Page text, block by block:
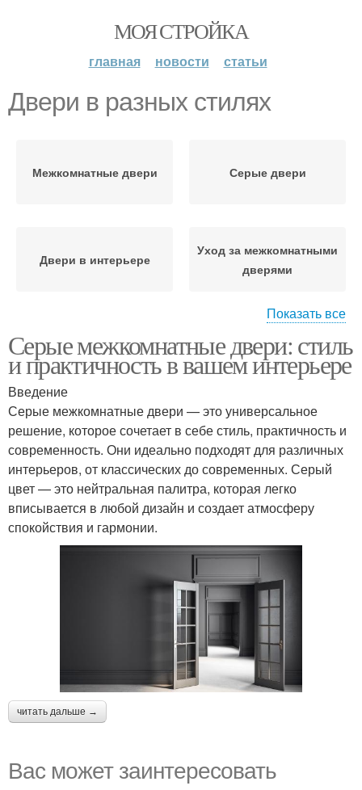
МОЯ СТРОЙКА
главная новости статьи
Двери в разных стилях
Межкомнатные двери Серые двери
Двери в интерьере
Уход за межкомнатными
дверями
Уход за дверями Двери от компании
Двери в зависимости
Показать все
Серые межкомнатные двери: стиль
и практичность в вашем интерьере
Введение
Серые межкомнатные двери — это универсальное
решение, которое сочетает в себе стиль, практичность и
современность. Они идеально подходят для различных
интерьеров, от классических до современных. Серый
цвет — это нейтральная палитра, которая легко
вписывается в любой дизайн и создает атмосферу
спокойствия и гармонии.
читать дальше →
Вас может заинтересовать